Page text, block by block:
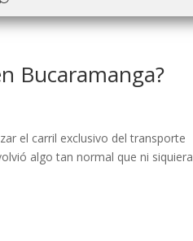
Bucaramanga?
el carril exclusivo del transporte
algo tan normal que ni siquiera